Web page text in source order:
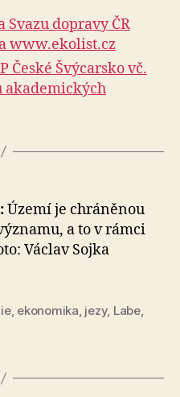
dopravy ČR
www.ekolist.cz
České Švýcarsko vč.
akademických
Území je chráněnou
a to v rámci
Václav Sojka
, ekonomika, jezy, Labe,